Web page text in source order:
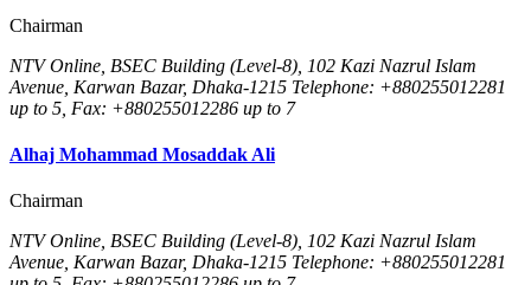
Chairman
NTV Online, BSEC Building (Level-8), 102 Kazi Nazrul Islam
Avenue, Karwan Bazar, Dhaka-1215 Telephone: +880255012281
up to 5, Fax: +880255012286 up to 7
Alhaj Mohammad Mosaddak Ali
Chairman
NTV Online, BSEC Building (Level-8), 102 Kazi Nazrul Islam
Avenue, Karwan Bazar, Dhaka-1215 Telephone: +880255012281